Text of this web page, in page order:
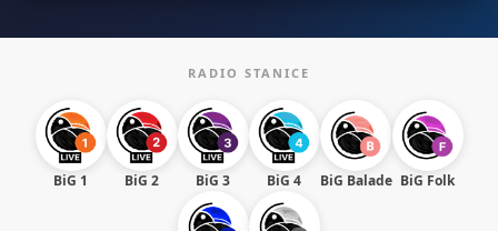
RADIO STANICE
BiG 1 BiG 2 BiG 3 BiG 4 BiG Balade BiG Folk